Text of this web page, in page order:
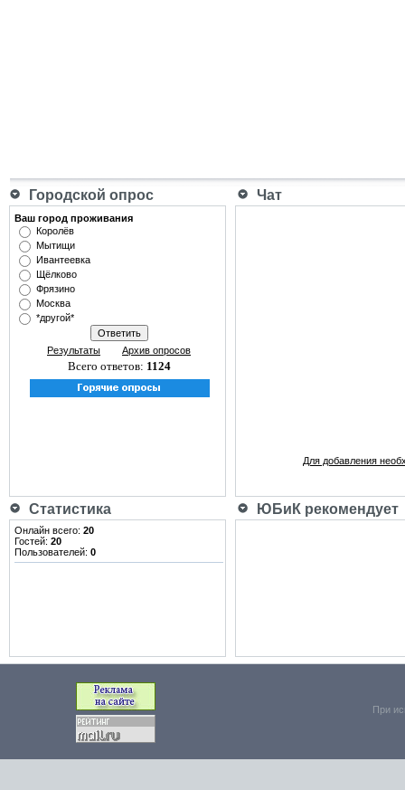
Городской опрос Чат
Ваш город проживания
Королёв
Мытищи
Ивантеевка
Щёлково
Фрязино
Москва
*другой*
Результаты Архив опросов
Всего ответов: 1124
Для добавления
Статистика ЮБиК рекомендует
Онлайн всего: 20
Гостей: 20
Пользователей: 0
При